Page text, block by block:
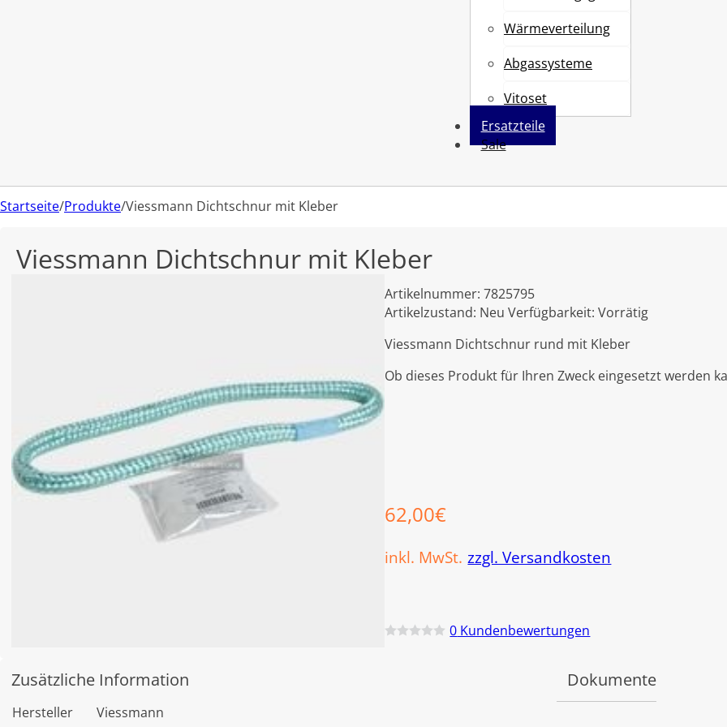
Wärmeverteilung
Abgassysteme
Vitoset
Ersatzteile
Sale
Startseite/Produkte/Viessmann Dichtschnur mit Kleber
Viessmann Dichtschnur mit Kleber
Artikelnummer:7825795
Artikelzustand: Neu Verfügbarkeit:Vorrätig
Viessmann Dichtschnur rund mit Kleber
Ob dieses Produkt für Ihren Zweck eingesetzt werden
62,00€
inkl. MwSt. zzgl. Versandkosten
0 Kundenbewertungen
Zusätzliche Information
Hersteller Viessmann
Dokumente